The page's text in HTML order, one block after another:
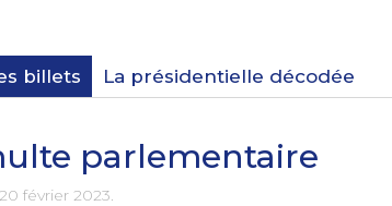
billets La présidentielle décodée
parlementaire
20 février 2023.